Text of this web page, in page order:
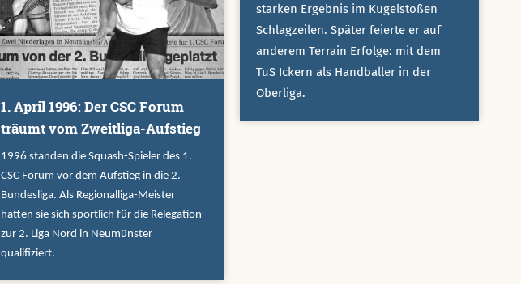
1. April 1996: Der CSC Forum
träumt vom Zweitliga-Aufstieg
1996 standen die Squash-Spieler des 1.
CSC Forum vor dem Aufstieg in die 2.
Bundesliga. Als Regionalliga-Meister
hatten sie sich sportlich für die Relegation
zur 2. Liga Nord in Neumünster
qualifiziert.
starken Ergebnis im Kugelstoßen
Schlagzeilen. Später feierte er auf
anderem Terrain Erfolge: mit dem
TuS Ickern als Handballer in der
Oberliga.